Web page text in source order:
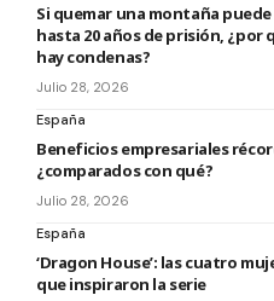
Si quemar una montaña
hasta 20 años de prisión, ¿por
hay condenas?
Julio 28, 2026
España
Beneficios empresariales
¿comparados con qué?
Julio 28, 2026
España
‘Dragon House’: las cuatro
que inspiraron la serie